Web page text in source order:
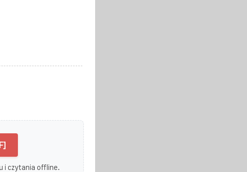
i czytania offline.